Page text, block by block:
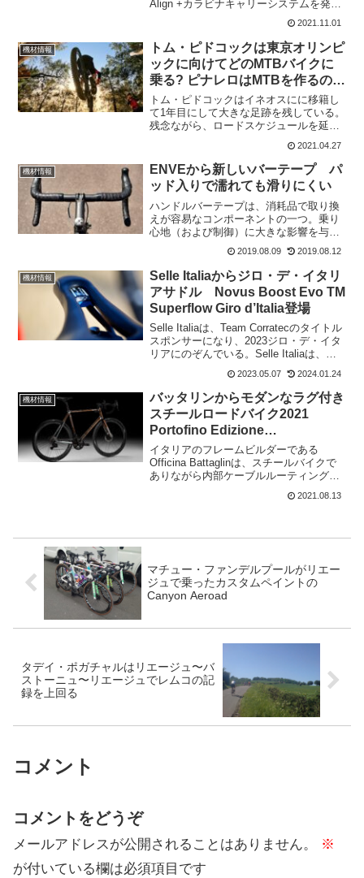
Align +カラビナキャリーシステムを発
売。2017年発売当初は、サイクリングシ
ューズの保管、持ち運びの機能だけだっ
たが、第3世代では、クリー...
2021.11.01
機材情報
トム・ピドコックは東京オリンピ
ックに向けてどのMTBバイクに
乗る? ピナレロはMTBを作るの
か?
トム・ピドコックはイネオスにに移籍し
て1年目にして大きな足跡を残している。
残念ながら、ロードスケジュールを延長
して出場する予定だった、リエージュ〜
バストーニュ〜リエージュには出れなか
ったけど。トム・ピドコックは、東京オ
リンピックMTB出場に...
2021.04.27
機材情報
ENVEから新しいバーテープ パ
ッド入りで濡れても滑りにくい
ハンドルバーテープは、消耗品で取り換
えが容易なコンポーネントの一つ。乗り
心地（および制御）に大きな影響を与え
るコンポーネントでもある。グラベルロ
ード(砂利道)用のハンドルバーは広いこと
が多いので、バーテープが長くなること
が多い。新しいENV...
2019.08.09 2019.08.12
機材情報
Selle Italiaからジロ・デ・イタリ
アサドル Novus Boost Evo TM
Superflow Giro d’Italia登場
Selle Italiaは、Team Corratecのタイトル
スポンサーになり、2023ジロ・デ・イタ
リアにのぞんでいる。Selle Italiaは、
2023ジロ・デ・イタリアに合わせて
Novus Boost Evo TM SUPERFL...
2023.05.07 2024.01.24
機材情報
バッタリンからモダンなラグ付き
スチールロードバイク2021
Portofino Edizione
Anniversario登場
イタリアのフレームビルダーである
Officina Battaglinは、スチールバイクで
ありながら内部ケーブルルーティングを
実現。ラグ付きのモダンなフレーム2021
Portofino Edizione Anniversarioを70台の
2021.08.13
マチュー・ファンデルプールがリエー
ジュで乗ったカスタムペイントの
Canyon Aeroad
タデイ・ポガチャルはリエージュ〜バ
ストーニュ〜リエージュでレムコの記
録を上回る
コメント
コメントをどうぞ
メールアドレスが公開されることはありません。
※
が付いている欄は必須項目です